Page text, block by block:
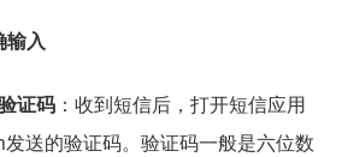
输入
证码：收到短信后，打开短信应用
送的验证码。验证码一般是六位数